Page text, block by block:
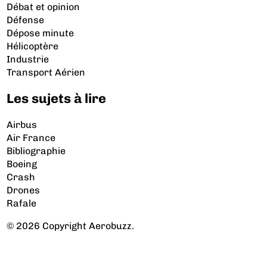
Débat et opinion
Défense
Dépose minute
Hélicoptère
Industrie
Transport Aérien
Les sujets à lire
Airbus
Air France
Bibliographie
Boeing
Crash
Drones
Rafale
© 2026 Copyright Aerobuzz.